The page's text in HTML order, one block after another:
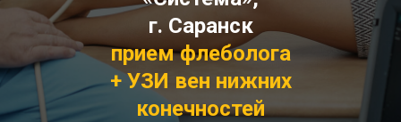
г. Саранск
прием флеболога
+ УЗИ вен нижних
конечностей